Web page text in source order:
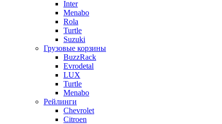
Inter
Menabo
Rola
Turtle
Suzuki
Грузовые корзины
BuzzRack
Evrodetal
LUX
Turtle
Menabo
Рейлинги
Chevrolet
Citroen